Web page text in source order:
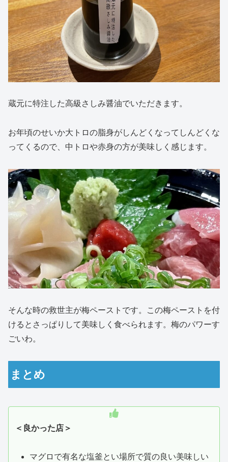
蔵元に特注した高級さしみ醤油でいただきます。
お年頃のせいか大トロの脂身がしんどくなってしんどくな
ってくるので、中トロや赤身の方が美味しく感じます。
そんな時の救世主が梅ペーストです。この梅ペーストを付
けるとさっぱりして美味しく食べられます。梅のパワーす
ごいわ。
まとめ
＜良かった店＞
マグロで有名な塩釜とい場所で質の良い美味しい